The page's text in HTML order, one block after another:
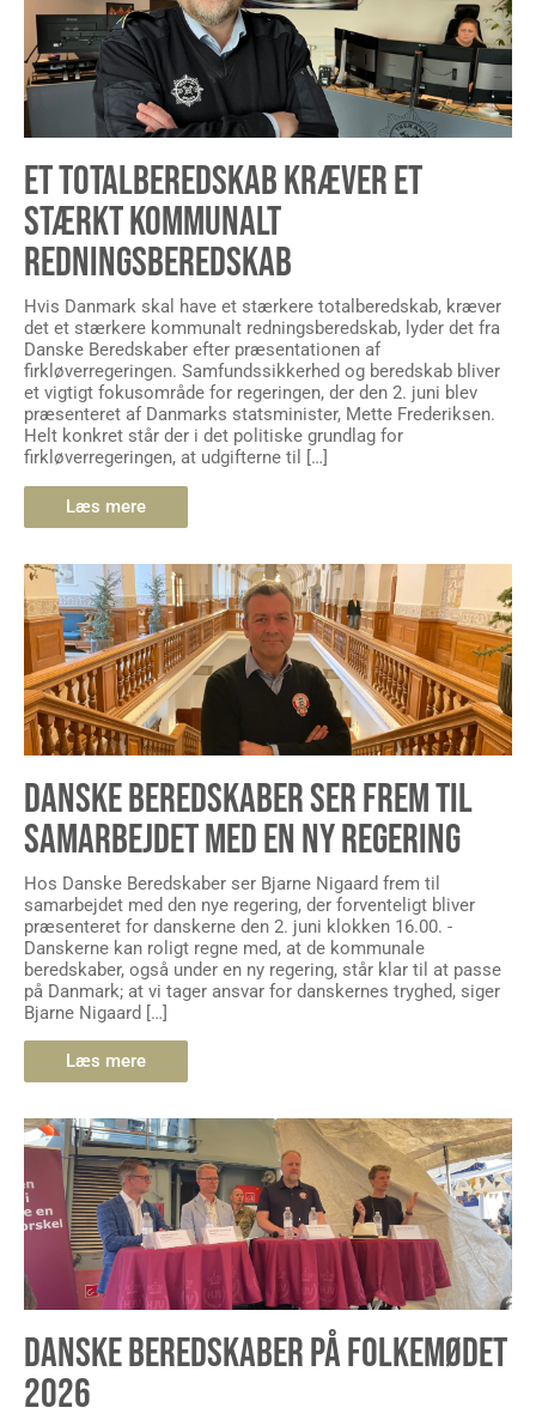
ET TOTALBEREDSKAB KRÆVER ET
STÆRKT KOMMUNALT
REDNINGSBEREDSKAB
Hvis Danmark skal have et stærkere totalberedskab, kræver
det et stærkere kommunalt redningsberedskab, lyder det fra
Danske Beredskaber efter præsentationen af
firkløverregeringen. Samfundssikkerhed og beredskab bliver
et vigtigt fokusområde for regeringen, der den 2. juni blev
præsenteret af Danmarks statsminister, Mette Frederiksen.
Helt konkret står der i det politiske grundlag for
firkløverregeringen, at udgifterne til […]
Læs mere
DANSKE BEREDSKABER SER FREM TIL
SAMARBEJDET MED EN NY REGERING
Hos Danske Beredskaber ser Bjarne Nigaard frem til
samarbejdet med den nye regering, der forventeligt bliver
præsenteret for danskerne den 2. juni klokken 16.00. -
Danskerne kan roligt regne med, at de kommunale
beredskaber, også under en ny regering, står klar til at passe
på Danmark; at vi tager ansvar for danskernes tryghed, siger
Bjarne Nigaard […]
Læs mere
DANSKE BEREDSKABER PÅ FOLKEMØDET
2026